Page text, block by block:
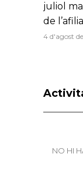
juliol
de
4 d'agost
NO HI